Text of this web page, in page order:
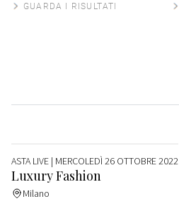
GUARDA I RISULTATI
ASTA LIVE | MERCOLEDÌ 26 OTTOBRE 2022
Luxury Fashion
Milano